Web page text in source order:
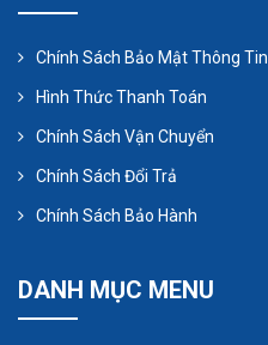
Chính Sách Bảo Mật Thông Tin
Hình Thức Thanh Toán
Chính Sách Vận Chuyển
Chính Sách Đổi Trả
Chính Sách Bảo Hành
DANH MỤC MENU